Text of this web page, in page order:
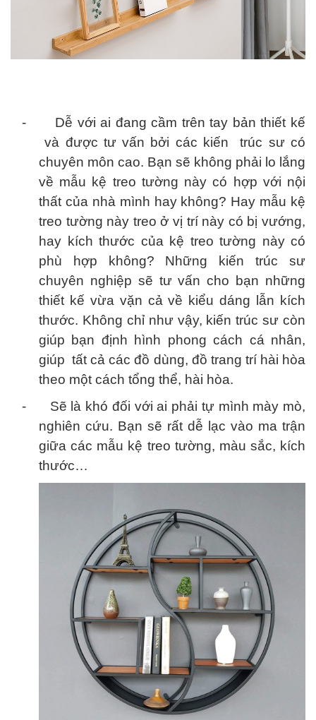
-
Dễ với ai đang cầm trên tay bản thiết kế
và được tư vấn bởi các kiến trúc sư có
chuyên môn cao. Bạn sẽ không phải lo lắng
về mẫu kệ treo tường này có hợp với nội
thất của nhà mình hay không? Hay mẫu kệ
treo tường này treo ở vị trí này có bị vướng,
hay kích thước của kệ treo tường này có
phù hợp không? Những kiến trúc sư
chuyên nghiệp sẽ tư vấn cho bạn những
thiết kế vừa vặn cả về kiểu dáng lẫn kích
thước. Không chỉ như vậy, kiến trúc sư còn
giúp bạn định hình phong cách cá nhân,
giúp tất cả các đồ dùng, đồ trang trí hài hòa
theo một cách tổng thể, hài hòa.
-
Sẽ là khó đối với ai phải tự mình mày mò,
nghiên cứu. Bạn sẽ rất dễ lạc vào ma trận
giữa các mẫu kệ treo tường, màu sắc, kích
thước…